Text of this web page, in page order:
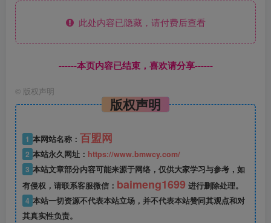
此处内容已隐藏，请付费后查看
------本页内容已结束，喜欢请分享------
© 版权声明
版权声明
1 本网站名称： 百盟网
2 本站永久网址： https://www.bmwcy.com/
3 本站文章部分内容可能来源于网络，仅供大家学习与参考，如
有侵权，请联系客服微信： baimeng1699 进行删除处理。
4 本站一切资源不代表本站立场，并不代表本站赞同其观点和对
其真实性负责。